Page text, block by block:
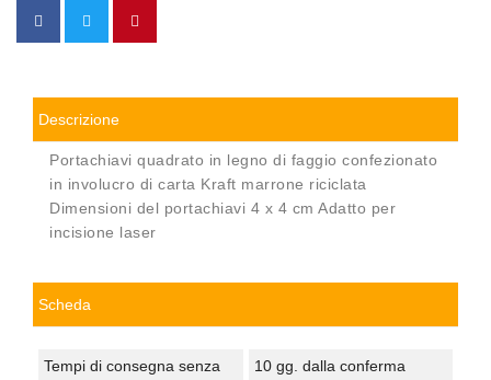
Descrizione
Portachiavi quadrato in legno di faggio confezionato
in involucro di carta Kraft marrone riciclata
Dimensioni del portachiavi 4 x 4 cm Adatto per
incisione laser
Scheda
Tempi di consegna senza
10 gg. dalla conferma